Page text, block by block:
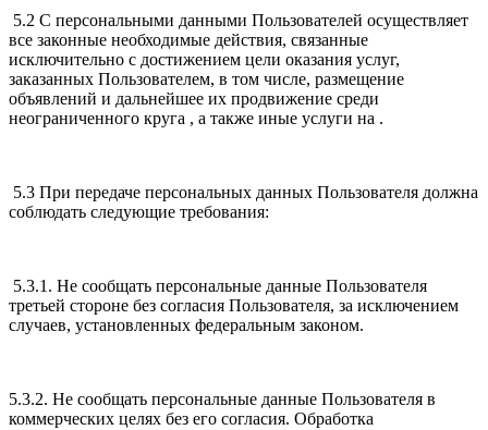
5.2 С персональными данными Пользователей осуществляет
все законные необходимые действия, связанные
исключительно с достижением цели оказания услуг,
заказанных Пользователем, в том числе, размещение
объявлений и дальнейшее их продвижение среди
неограниченного круга , а также иные услуги на .
5.3 При передаче персональных данных Пользователя должна
соблюдать следующие требования:
5.3.1. Не сообщать персональные данные Пользователя
третьей стороне без согласия Пользователя, за исключением
случаев, установленных федеральным законом.
5.3.2. Не сообщать персональные данные Пользователя в
коммерческих целях без его согласия. Обработка